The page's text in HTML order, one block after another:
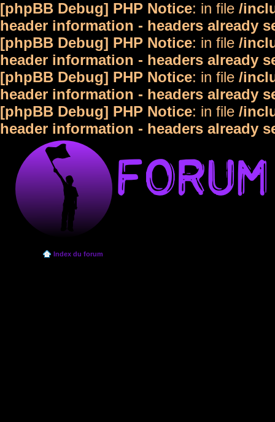
[phpBB Debug] PHP Notice: in file /
header information - headers already
[phpBB Debug] PHP Notice: in file /
header information - headers already
[phpBB Debug] PHP Notice: in file /
header information - headers already
[phpBB Debug] PHP Notice: in file /
header information - headers already
Index du forum